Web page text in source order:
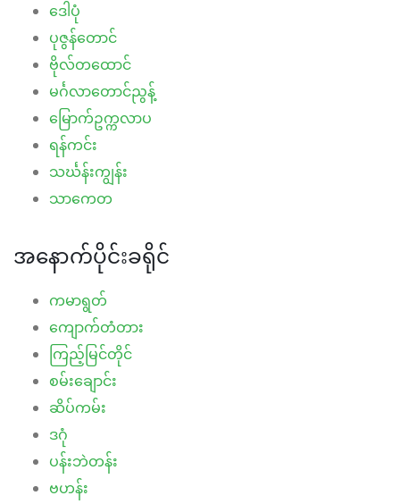
ဒေါပုံ
ပုဇွန်တောင်
ဗိုလ်တထောင်
မင်္ဂလာတောင်ညွန့်
မြောက်ဥက္ကလာပ
ရန်ကင်း
သင်္ဃန်းကျွန်း
သာကေတ
အနောက်ပိုင်းခရိုင်
ကမာရွတ်
ကျောက်တံတား
ကြည့်မြင်တိုင်
စမ်းချောင်း
ဆိပ်ကမ်း
ဒဂုံ
ပန်းဘဲတန်း
ဗဟန်း